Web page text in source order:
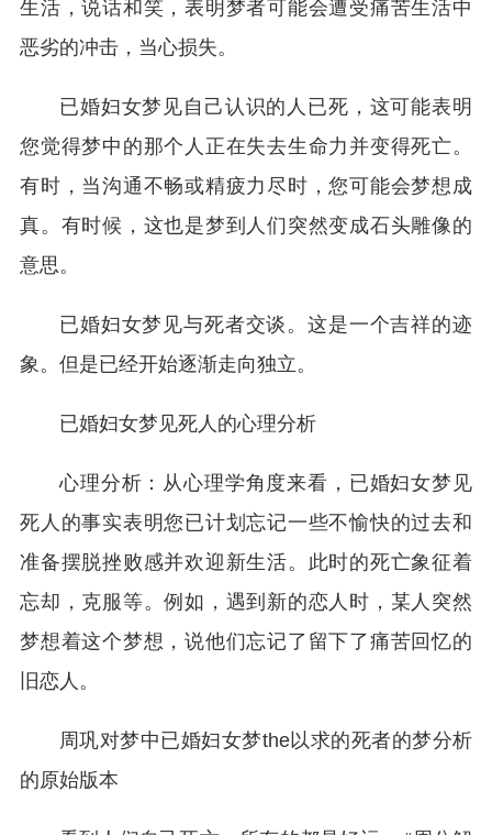
生活，说话和笑，表明梦者可能会遭受痛苦生活中
恶劣的冲击，当心损失。
已婚妇女梦见自己认识的人已死，这可能表明
您觉得梦中的那个人正在失去生命力并变得死亡。
有时，当沟通不畅或精疲力尽时，您可能会梦想成
真。有时候，这也是梦到人们突然变成石头雕像的
意思。
已婚妇女梦见与死者交谈。这是一个吉祥的迹
象。但是已经开始逐渐走向独立。
已婚妇女梦见死人的心理分析
心理分析：从心理学角度来看，已婚妇女梦见
死人的事实表明您已计划忘记一些不愉快的过去和
准备摆脱挫败感并欢迎新生活。此时的死亡象征着
忘却，克服等。例如，遇到新的恋人时，某人突然
梦想着这个梦想，说他们忘记了留下了痛苦回忆的
旧恋人。
周巩对梦中已婚妇女梦the以求的死者的梦分析
的原始版本